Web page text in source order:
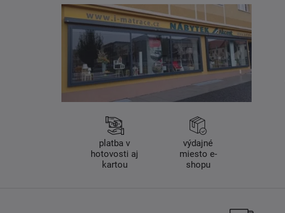
platba v
hotovosti aj
kartou
výdajné
miesto e-
shopu